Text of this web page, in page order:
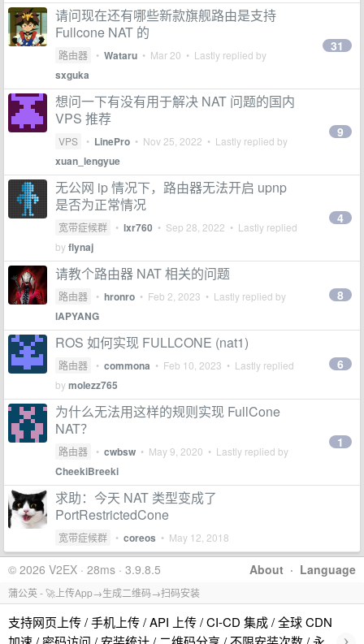
请问现在还有哪些新款旗舰路由是支持
Fullcone NAT 的
路由器 • Wataru • Mar 20 • Lastly replied by
sxguka
31
想问一下有没有用于解决 NAT 问题的国内
VPS 推荐
VPS • LinePro • Nov 25, 2022 • Lastly replied by
xuan_lengyue
9
无公网 ip 情况下，路由器无法开启 upnp
是否为正常情况
宽带症候群 • lxr760 • Sep 28, 2022 • Lastly replied
byflynaj
4
请教个路由器 NAT 相关的问题
路由器 • hronro • Feb 2, 2023 • Lastly replied by
IAPYANG
8
ROS 如何实现 FULLCONE (nat1)
路由器 • commona • Feb 10, 2023 • Lastly replied
bymolezz765
6
为什么无法用这样的规则实现 FullCone
NAT？
路由器 • cwbsw • May 9, 2020 • Lastly replied by
CheekiBreeki
1
求助：今天 NAT 类型变成了
PortRestrictedCone
宽带症候群 • coreos • May 12, 2018
About · Language
© 2026 V2EX · 28ms · 3.9.8.5
蒲公英 - 🚀上传App→生成二维码→扫码安装
支持网页上传 / 手机上传 / API 上传 / CI-CD 集成 / 全球 CDN
›